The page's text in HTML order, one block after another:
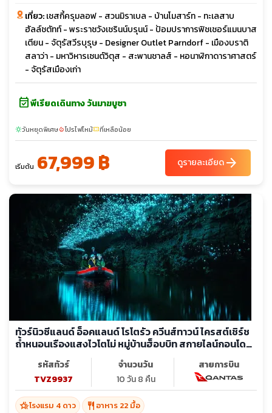
เที่ยว:เชสกี้ครุมลอฟ - สวนมิราเบล - บ้านโมสาร์ท - ทะเลสาบ
ฮัลล์ชตัทท์ - พระราชวังเชรินน์บรุนน์ - ป้อมปราการฟิชเชอร์แมนบาส
เตียน - จัตุรัสวีรบุรุษ - Designer Outlet Parndorf - เมืองบราติ
สลาว่า - มหาวิหารเซนต์วิตุส - สะพานชาลส์ - หอนาฬิกาดาราศาสตร์
- จัตุรัสเมืองเก่า
event_availableพีเรียดเดินทาง วันมาฆบูชา
sunnyวันหยุดพิเศษlocal_fire_departmentโปรไฟไหม้confirmation_numberที่เหลือน้อย
เริ่มต้น 67,999 ฿ ดูรายละเอียดarrow_forward
ทัวร์นิวซีแลนด์ อ็อคแลนด์ โรโตรัว ควีนส์ทาวน์ ไครสต์เชิร์ช
ถ้ำหนอนเรืองแสงไวโตโม่ หมู่บ้านฮ็อบบิท สกายไลน์กอนโดล่า
รหัสทัวร์
TVZ9937
จำนวนวัน
10 วัน 8 คืน
สายการบิน
hotel_classโรงแรม 4 ดาว restaurant อาหาร 22 มื้อ